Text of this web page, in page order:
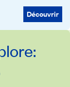
Découvrir
: